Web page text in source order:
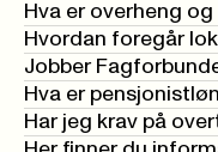
Hva er overheng
Hvordan foregår
Jobber
Hva er
Har jeg krav på